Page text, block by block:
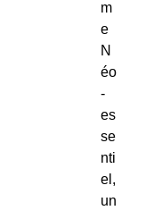
m
e
N
éo
-
es
se
nti
el,
un